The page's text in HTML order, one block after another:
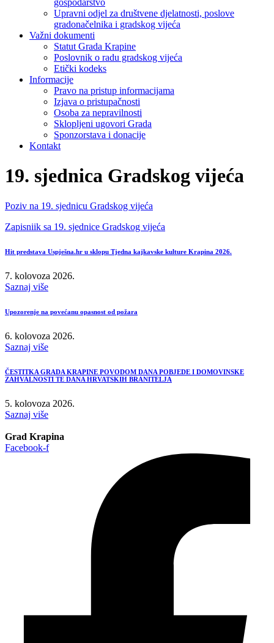
Upravni odjel za društvene djelatnosti, poslove
gradonačelnika i gradskog vijeća
Važni dokumenti
Statut Grada Krapine
Poslovnik o radu gradskog vijeća
Etički kodeks
Informacije
Pravo na pristup informacijama
Izjava o pristupačnosti
Osoba za nepravilnosti
Sklopljeni ugovori Grada
Sponzorstava i donacije
Kontakt
19. sjednica Gradskog vijeća
Poziv na 19. sjednicu Gradskog vijeća
Zapisniik sa 19. sjednice Gradskog vijeća
Hit predstava Uspješna.hr u sklopu Tjedna kajkavske kulture Krapina 2026.
7. kolovoza 2026.
Saznaj više
Upozorenje na povećanu opasnost od požara
6. kolovoza 2026.
Saznaj više
ČESTITKA GRADA KRAPINE POVODOM DANA POBJEDE I DOMOVINSKE
ZAHVALNOSTI TE DANA HRVATSKIH BRANITELJA
5. kolovoza 2026.
Saznaj više
Grad Krapina
Facebook-f